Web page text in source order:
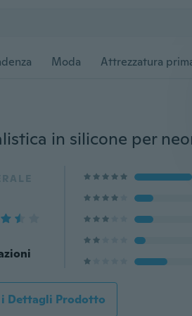
Moda Attrezzatura
i Dettagli Prodotto